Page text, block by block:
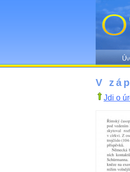
V
Jdi o